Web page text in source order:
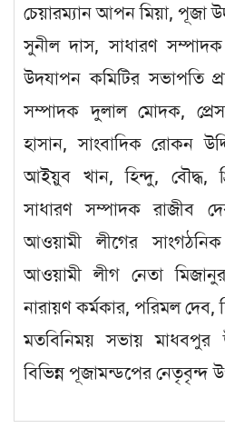
চেয়ারম্যান আপন মিয়া, পূজা
সুনীল দাস, সাধারণ
উদযাপন কমিটির সভাপতি
সম্পাদক দুলাল মোদক,
হাসান, সাংবাদিক রোকন
আইয়ুব খান, হিন্দু, বৌদ্ধ,
সাধারণ সম্পাদক রাজীব
আওয়ামী লীগের
আওয়ামী লীগ নেতা
নারায়ণ কর্মকার, পরিমল দেব,
মতবিনিময় সভায়
বিভিন্ন পূজামন্ডপের নেতৃবৃন্দ